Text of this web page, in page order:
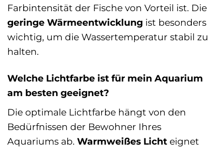
Farbintensität der Fische von Vorteil ist. Die
geringe Wärmeentwicklung ist besonders
wichtig, um die Wassertemperatur stabil zu
halten.
Welche Lichtfarbe ist für mein Aquarium
am besten geeignet?
Die optimale Lichtfarbe hängt von den
Bedürfnissen der Bewohner Ihres
Aquariums ab. Warmweißes Licht eignet